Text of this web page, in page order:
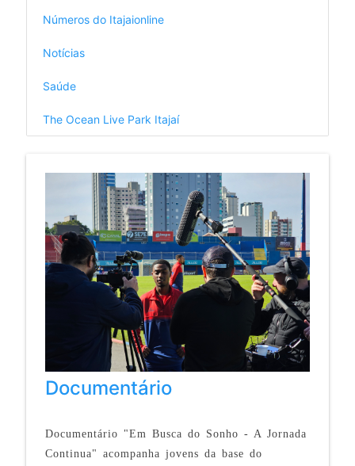
Números do Itajaionline
Notícias
Saúde
The Ocean Live Park Itajaí
Documentário
Documentário "Em Busca do Sonho - A Jornada
Continua" acompanha jovens da base do